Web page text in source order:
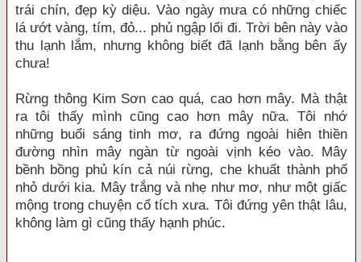
trái chín, đẹp kỳ diệu. Vào ngày mưa có những chiếc
lá ướt vàng, tím, đỏ... phủ ngập lối đi. Trời bên này vào
thu lạnh lắm, nhưng không biết đã lạnh bằng bên ấy
chưa!
Rừng thông Kim Sơn cao quá, cao hơn mây. Mà thật
ra tôi thấy mình cũng cao hơn mây nữa. Tôi nhớ
những buổi sáng tinh mơ, ra đứng ngoài hiên thiền
đường nhìn mây ngàn từ ngoài vịnh kéo vào. Mây
bềnh bồng phủ kín cả núi rừng, che khuất thành phố
nhỏ dưới kia. Mây trắng và nhẹ như mơ, như một giấc
mộng trong chuyện cổ tích xưa. Tôi đứng yên thật lâu,
không làm gì cũng thấy hạnh phúc.